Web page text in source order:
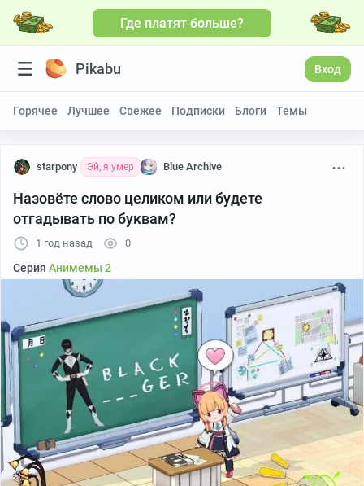
Где платят больше?
Pikabu Вход
Горячее Лучшее Свежее Подписки Блоги Темы
starpony Эй, я умер Blue Archive
Назовёте слово целиком или будете
отгадывать по буквам?
1 год назад 0
Серия Анимемы 2